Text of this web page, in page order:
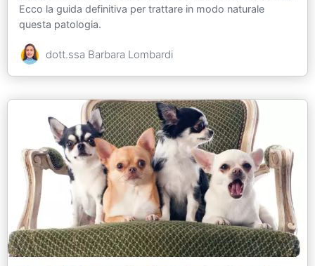
Ecco la guida definitiva per trattare in modo naturale
questa patologia.
dott.ssa Barbara Lombardi